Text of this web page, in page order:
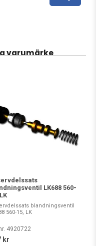
varumärke
LK688 560-
blandningsventil
560-15, LK
4920722
kr